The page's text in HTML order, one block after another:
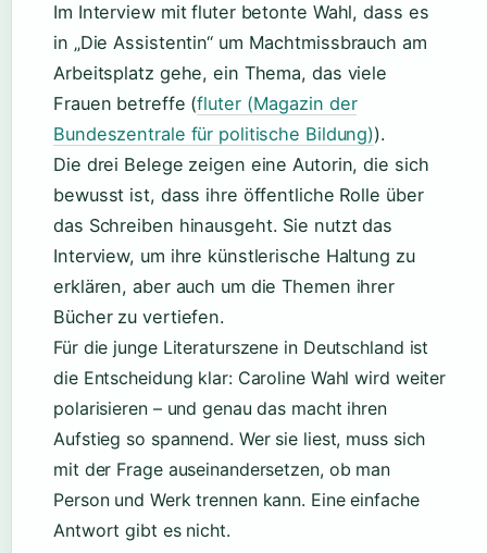
Im Interview mit fluter betonte Wahl, dass es
in „Die Assistentin“ um Machtmissbrauch am
Arbeitsplatz gehe, ein Thema, das viele
Frauen betreffe (fluter (Magazin der
Bundeszentrale für politische Bildung)).
Die drei Belege zeigen eine Autorin, die sich
bewusst ist, dass ihre öffentliche Rolle über
das Schreiben hinausgeht. Sie nutzt das
Interview, um ihre künstlerische Haltung zu
erklären, aber auch um die Themen ihrer
Bücher zu vertiefen.
Für die junge Literaturszene in Deutschland ist
die Entscheidung klar: Caroline Wahl wird weiter
polarisieren – und genau das macht ihren
Aufstieg so spannend. Wer sie liest, muss sich
mit der Frage auseinandersetzen, ob man
Person und Werk trennen kann. Eine einfache
Antwort gibt es nicht.